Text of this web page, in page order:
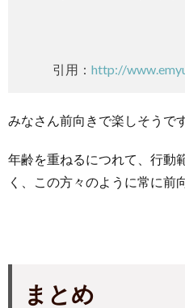
引用： http://
みなさん前向きで楽しそうです
年齢を重ねるにつれて、行動
く、この方々のように常に前
まとめ